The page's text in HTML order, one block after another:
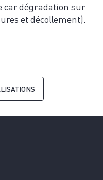
car dégradation sur
et décollement).